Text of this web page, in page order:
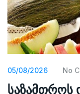
05/08/2026 No
საზამთროს